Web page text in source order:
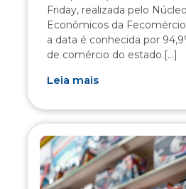
Friday, realizada pelo
Econômicos da
a data é conhecida por
de comércio do estado.[...]
Leia mais